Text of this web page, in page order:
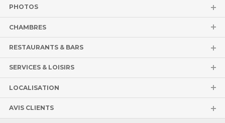
PHOTOS
CHAMBRES
RESTAURANTS & BARS
SERVICES & LOISIRS
LOCALISATION
AVIS CLIENTS